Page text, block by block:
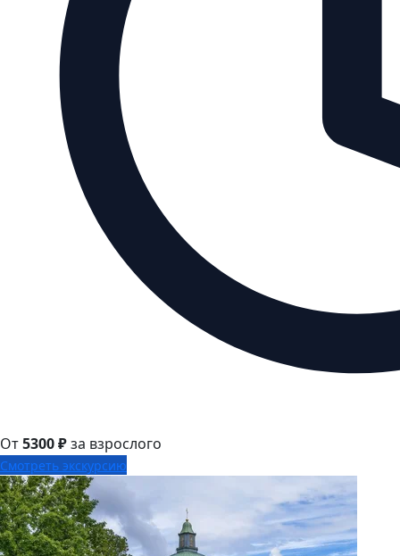
От5300 ₽за взрослого
Смотреть экскурсию